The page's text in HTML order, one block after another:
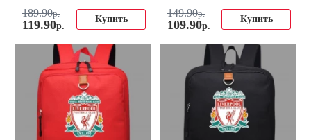
189.90р.
119.90р.
Купить
149.90р.
109.90р.
Купить